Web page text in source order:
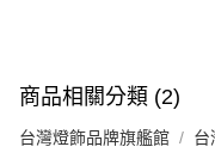
商品相關分類 (2)
台灣燈飾品牌旗艦館 台